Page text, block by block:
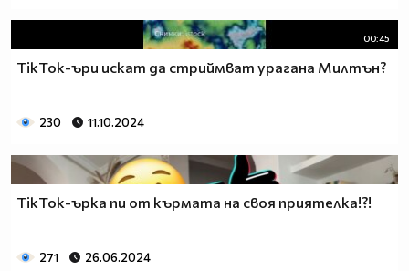
00:45
TikTok-ъри искат да стриймват урагана Милтън?
230 11.10.2024
TikTok-ърка пи от кърмата на своя приятелка!?!
271 26.06.2024